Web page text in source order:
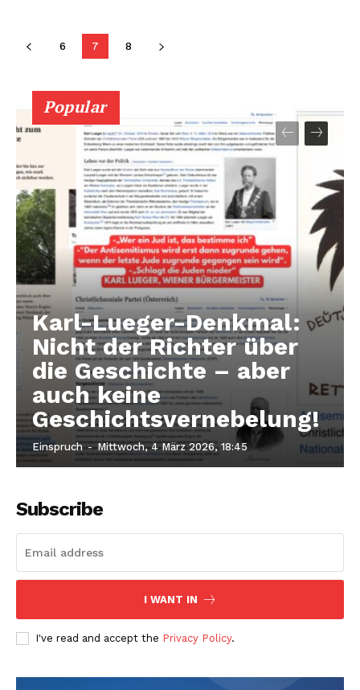
6 7 8
Popular
Karl-Lueger-Denkmal:
Nicht der Richter über
die Geschichte – aber
auch keine
Geschichtsvernebelung!
Einspruch - Mittwoch, 4 März 2026, 18:45
Subscribe
I WANT IN
I've read and accept the Privacy Policy.